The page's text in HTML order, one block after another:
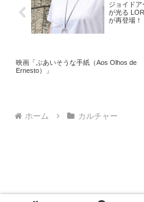
ジョイド
が光る
が再登場！
映画「ぶあいそうな手紙（Aos Olhos de
Ernesto）」
ホーム カルチャー